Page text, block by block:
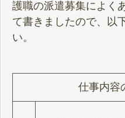
護職の派遣募集によく
て書きましたので、以
い。
仕事内容